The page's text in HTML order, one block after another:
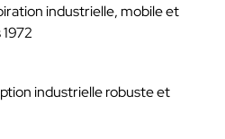
industrielle, mobile et
industrielle robuste et